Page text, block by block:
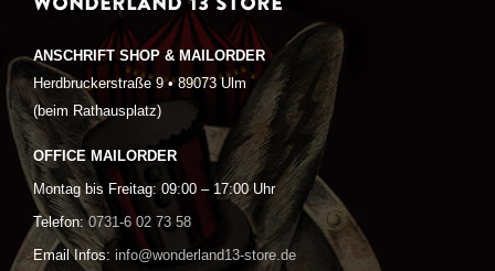
ANSCHRIFT SHOP & MAILORDER
Herdbruckerstraße 9 • 89073 Ulm
(beim Rathausplatz)
OFFICE MAILORDER
Montag bis Freitag: 09:00 – 17:00 Uhr
Telefon: 0731-6 02 73 58
Email Infos: info@wonderland13-store.de